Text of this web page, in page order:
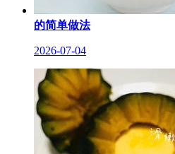
的简单做法
2026-07-04